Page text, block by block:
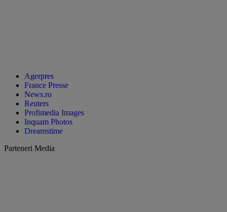
Agerpres
France Presse
News.ro
Reuters
Profimedia Images
Inquam Photos
Dreamstime
Parteneri Media